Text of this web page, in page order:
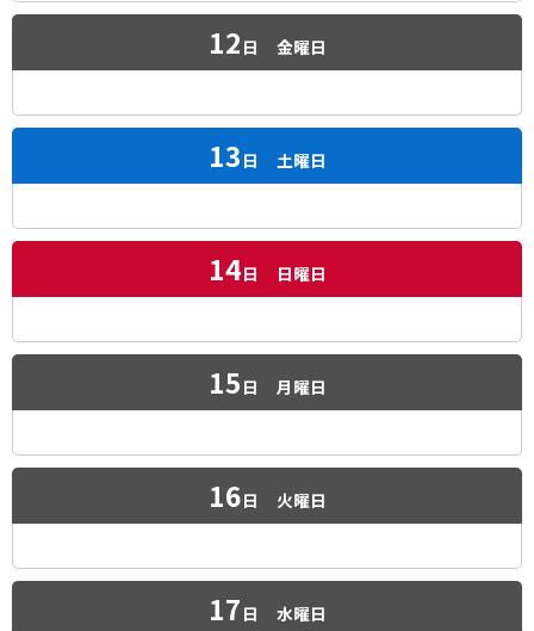
12 日 金曜日
13 日 土曜日
14日 日曜日
15 日 月曜日
16日 火曜日
17 日 水曜日